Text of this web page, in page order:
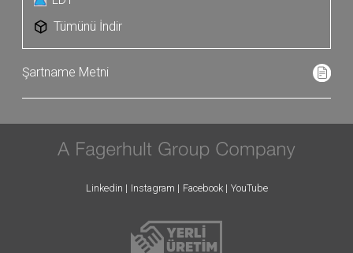
Tümünü İndir
Linkedin Instagram Facebook YouTube